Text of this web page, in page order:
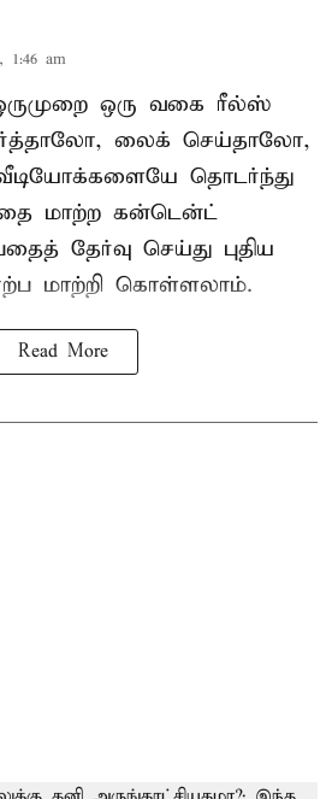
1:46 am
ஒரு வகை ரீல்ஸ்
லைக் செய்தாலோ,
தொடர்ந்து
மாற்ற கன்டென்ட்
தேர்வு செய்து புதிய
மாற்றி கொள்ளலாம்.
Read More